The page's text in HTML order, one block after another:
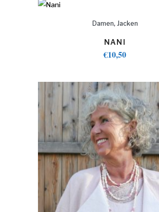
Damen, Jacken
NANI
€10,50